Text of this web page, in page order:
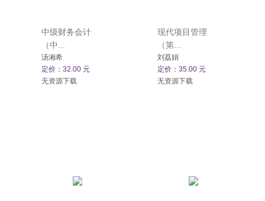
中级财务会计
（中...
汤湘希
定价：32.00 元
无资源下载
现代项目管理
（第...
刘荔娟
定价：35.00 元
无资源下载